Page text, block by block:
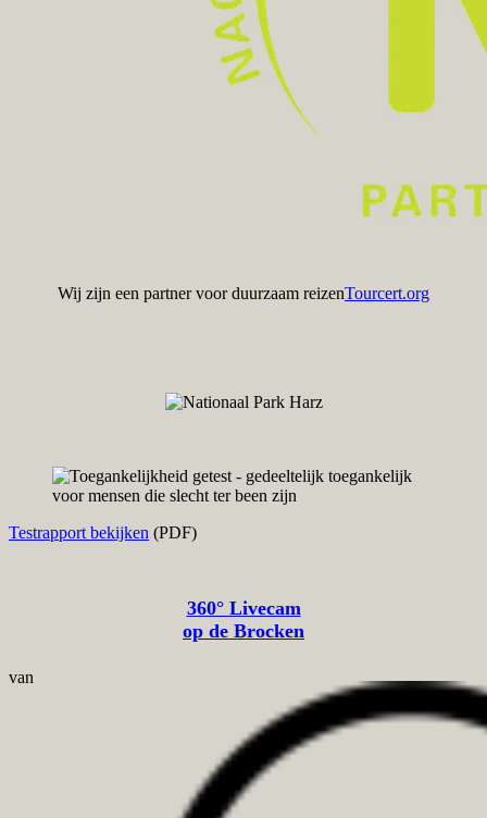
Wij zijn een partner voor duurzaam reizenTourcert.org
Testrapport bekijken (PDF)
360° Livecam
op de Brocken
van